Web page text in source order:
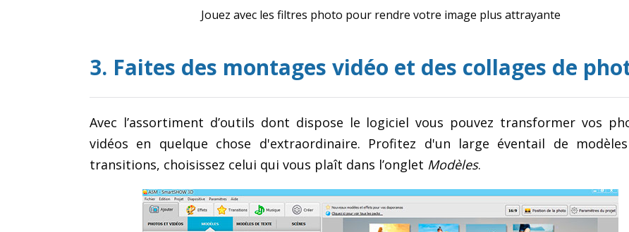
Jouez avec les filtres photo pour rendre votre image plus attrayante
3. Faites des montages vidéo et des collages de
Avec l’assortiment d’outils dont dispose le logiciel vous pouvez transformer vos
vidéos en quelque chose d'extraordinaire. Profitez d'un large éventail de
transitions, choisissez celui qui vous plaît dans l’onglet Modèles.